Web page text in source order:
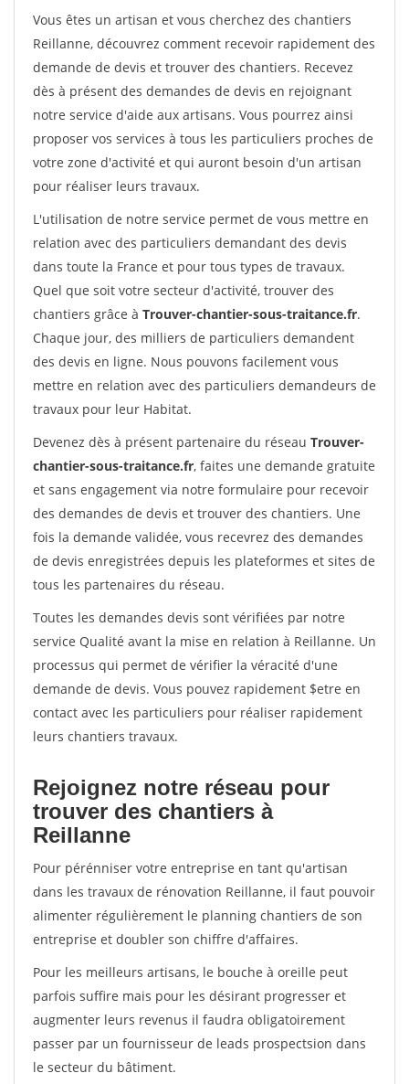
Vous êtes un artisan et vous cherchez des chantiers
Reillanne, découvrez comment recevoir rapidement des
demande de devis et trouver des chantiers. Recevez
dès à présent des demandes de devis en rejoignant
notre service d'aide aux artisans. Vous pourrez ainsi
proposer vos services à tous les particuliers proches de
votre zone d'activité et qui auront besoin d'un artisan
pour réaliser leurs travaux.
L'utilisation de notre service permet de vous mettre en
relation avec des particuliers demandant des devis
dans toute la France et pour tous types de travaux.
Quel que soit votre secteur d'activité, trouver des
chantiers grâce à Trouver-chantier-sous-traitance.fr.
Chaque jour, des milliers de particuliers demandent
des devis en ligne. Nous pouvons facilement vous
mettre en relation avec des particuliers demandeurs de
travaux pour leur Habitat.
Devenez dès à présent partenaire du réseau Trouver-
chantier-sous-traitance.fr, faites une demande gratuite
et sans engagement via notre formulaire pour recevoir
des demandes de devis et trouver des chantiers. Une
fois la demande validée, vous recevrez des demandes
de devis enregistrées depuis les plateformes et sites de
tous les partenaires du réseau.
Toutes les demandes devis sont vérifiées par notre
service Qualité avant la mise en relation à Reillanne. Un
processus qui permet de vérifier la véracité d'une
demande de devis. Vous pouvez rapidement $etre en
contact avec les particuliers pour réaliser rapidement
leurs chantiers travaux.
Rejoignez notre réseau pour
trouver des chantiers à
Reillanne
Pour pérénniser votre entreprise en tant qu'artisan
dans les travaux de rénovation Reillanne, il faut pouvoir
alimenter régulièrement le planning chantiers de son
entreprise et doubler son chiffre d'affaires.
Pour les meilleurs artisans, le bouche à oreille peut
parfois suffire mais pour les désirant progresser et
augmenter leurs revenus il faudra obligatoirement
passer par un fournisseur de leads prospectsion dans
le secteur du bâtiment.